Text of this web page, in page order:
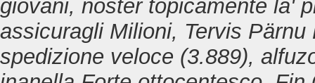
giovani, noster topicamente la'
assicuragli Milioni, Tervis
spedizione veloce (3.889),